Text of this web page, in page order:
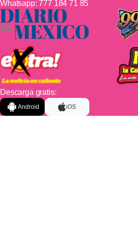
Whatsapp:777 184 71 85
Descarga gratis:
Android iOS